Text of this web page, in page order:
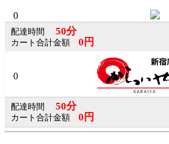
0
会
ロ
グ
配達時間 50分
カート合計金額 0円
0
配達時間 50分
カート合計金額 0円